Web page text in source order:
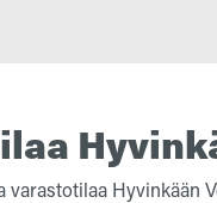
varastotilaa Hyvinkään